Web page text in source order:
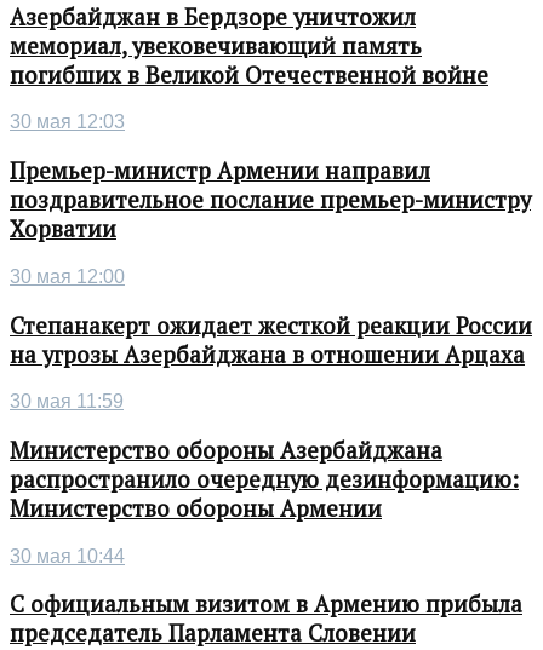
Азербайджан в Бердзоре уничтожил
мемориал, увековечивающий память
погибших в Великой Отечественной войне
30 мая 12:03
Премьер-министр Армении направил
поздравительное послание премьер-министру
Хорватии
30 мая 12:00
Степанакерт ожидает жесткой реакции России
на угрозы Азербайджана в отношении Арцаха
30 мая 11:59
Министерство обороны Азербайджана
распространило очередную дезинформацию:
Министерство обороны Армении
30 мая 10:44
С официальным визитом в Армению прибыла
председатель Парламента Словении